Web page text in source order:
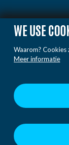
WE USE
Waarom?
Meer informatie